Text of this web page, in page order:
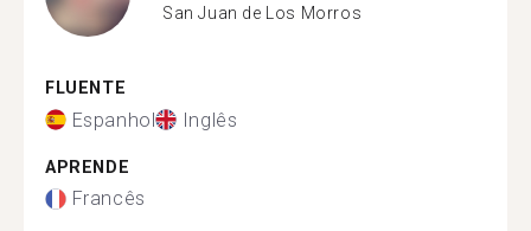
San Juan de Los Morros
FLUENTE
Espanhol Inglês
APRENDE
Francês